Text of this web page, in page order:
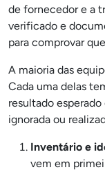
de fornecedor e a
verificado e
para comprovar
A maioria das
Cada uma delas
resultado
ignorada ou
Inventário e
vem em